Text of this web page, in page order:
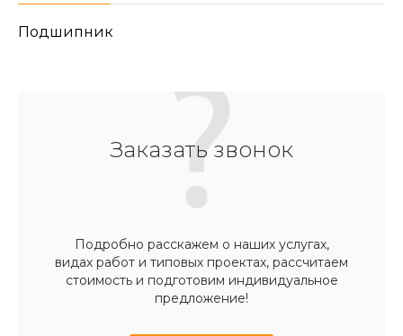
Подшипник
Заказать звонок
Подробно расскажем о наших услугах,
видах работ и типовых проектах, рассчитаем
стоимость и подготовим индивидуальное
предложение!